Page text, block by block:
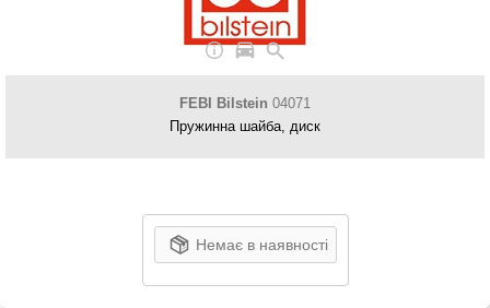
FEBI Bilstein 04071
Пружинна шайба, диск
Немає в наявності